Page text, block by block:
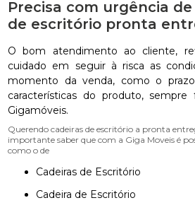
Precisa com urgência
de escritório pronta
O bom atendimento ao cliente,
cuidado em seguir à risca as
momento da venda, como o
características do produto,
Gigamóveis.
Querendo cadeiras de escritório a pronta
importante saber que com a Giga Moveis é
como o de
Cadeiras de Escritório
Cadeira de Escritório